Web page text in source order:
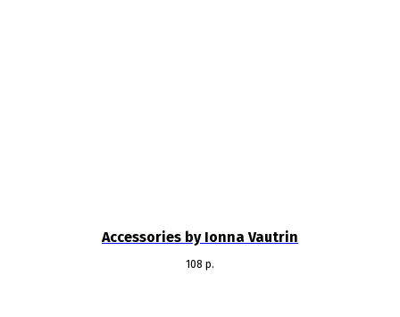
Accessories by Ionna Vautrin
108 р.